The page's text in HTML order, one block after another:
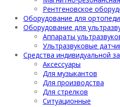
Рентгеновское
Оборудование для
Оборудование для
Аппараты
Ультразвуковые
Средства индивидуальной
Аксессуары
Для музыкантов
Для производства
Для стрелков
Ситуационные